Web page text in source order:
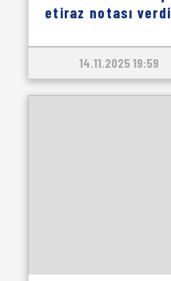
etiraz notası verdi
14.11.2025 19:59